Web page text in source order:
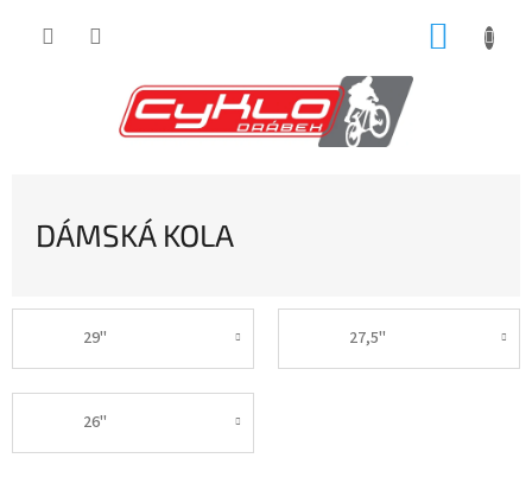
DÁMSKÁ KOLA
29" 27,5"
26"